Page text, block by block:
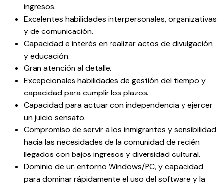
ingresos.
Excelentes habilidades interpersonales, organizativas
y de comunicación.
Capacidad e interés en realizar actos de divulgación
y educación.
Gran atención al detalle.
Excepcionales habilidades de gestión del tiempo y
capacidad para cumplir los plazos.
Capacidad para actuar con independencia y ejercer
un juicio sensato.
Compromiso de servir a los inmigrantes y sensibilidad
hacia las necesidades de la comunidad de recién
llegados con bajos ingresos y diversidad cultural.
Dominio de un entorno Windows/PC, y capacidad
para dominar rápidamente el uso del software y la